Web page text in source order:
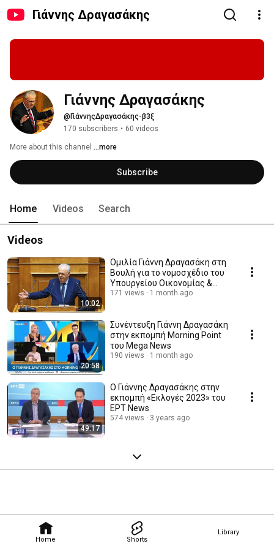
Γιάννης Δραγασάκης
Home Shorts
Library
Γιάννης Δραγασάκης
@ΓιάννηςΔραγασάκης-β3ξ
170 subscribers • 60 videos
More about this channel ...more
Subscribe
Home Videos Search
Videos
10:02
Ομιλία Γιάννη Δραγασάκη στη
Βουλή για το νομοσχέδιο του
Υπουργείου Οικονομίας &
Οικονομικών
171 views 1 month ago
20:58
Συνέντευξη Γιάννη Δραγασάκη
στην εκπομπή Morning Point
του Mega News
190 views 1 month ago
49:17
Ο Γιάννης Δραγασάκης στην
εκπομπή «Εκλογές 2023» του
ΕΡΤ News
574 views 3 years ago